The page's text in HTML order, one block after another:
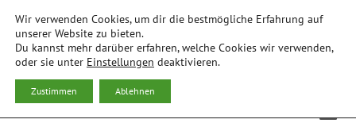
zum
Inhalt
BÜNDNIS 90/DIE GRÜNEN
ORTSVERBAND FREISING
Wir verwenden Cookies, um dir die bestmögliche Erfahrung auf
unserer Website zu bieten.
Du kannst mehr darüber erfahren, welche Cookies wir verwenden,
oder sie unter Einstellungen deaktivieren.
Zustimmen Ablehnen